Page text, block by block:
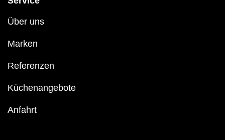
Über uns
Marken
Referenzen
Küchenangebote
Anfahrt